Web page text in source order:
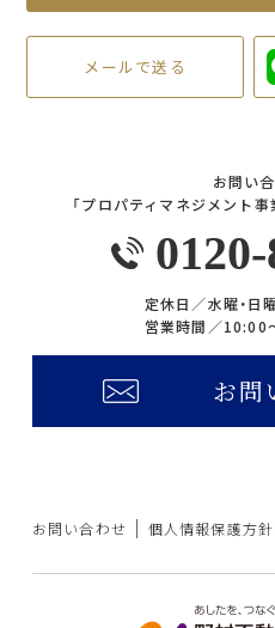
メールで送る
お問い
「プロパティマネジメント
定休日／水曜・日
営業時間／10:00
お問
お問い合わせ 個人情報保護方針